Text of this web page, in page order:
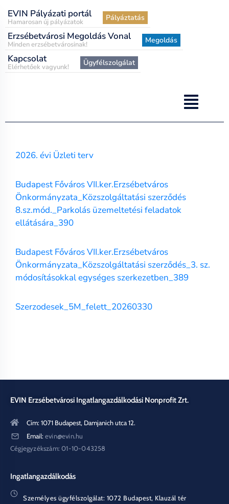
EVIN Pályázati portál
Hamarosan új pályázatok Pályáztatás
Erzsébetvárosi Megoldás Vonal
Minden erzsébetvárosinak! Megoldás
Kapcsolat
Elérhetőek vagyunk! Ügyfélszolgálat
2026. évi Üzleti terv
Budapest Főváros VII.ker.Erzsébetváros
Önkormányzata_Közszolgáltatási szerződés
8.sz.mód._Parkolás üzemeltetési feladatok
ellátására_390
Budapest Főváros VII.ker.Erzsébetváros
Önkormányzata_Közszolgáltatási szerződés_3. sz.
módosításokkal egységes szerkezetben_389
Szerzodesek_5M_felett_20260330
EVIN Erzsébetvárosi Ingatlangazdálkodási Nonprofit Zrt.
Cím: 1071 Budapest, Damjanich utca 12.
Email: evin@evin.hu
Cégjegyzékszám: 01-10-043258
Ingatlangazdálkodás
Személyes ügyfélszolgálat: 1072 Budapest, Klauzál tér